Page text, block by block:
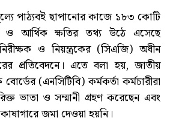
পাঠ্যবই ছাপানোর কাজে ১৮৩ কোটি
ও আর্থিক ক্ষতির তথ্য উঠে এসেছে
ও নিয়ন্ত্রকের (সিএজি) অধীন
প্রতিবেদনে। এতে বলা হয়, জাতীয়
(এনসিটিবি) কর্মকর্তা কর্মচারীরা
ভাতা ও সম্মানী গ্রহণ করেছেন এবং
জমা দেওয়া হয়নি।